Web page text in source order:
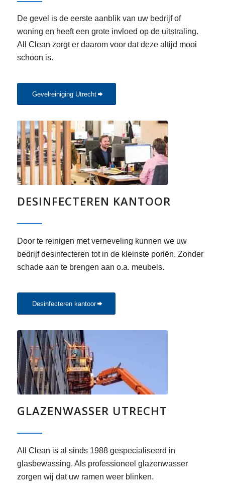
De gevel is de eerste aanblik van uw bedrijf of
woning en heeft een grote invloed op de uitstraling.
All Clean zorgt er daarom voor dat deze altijd mooi
schoon is.
Gevelreiniging Utrecht
DESINFECTEREN KANTOOR
Door te reinigen met verneveling kunnen we uw
bedrijf desinfecteren tot in de kleinste poriën. Zonder
schade aan te brengen aan o.a. meubels.
Desinfecteren kantoor
GLAZENWASSER UTRECHT
All Clean is al sinds 1988 gespecialiseerd in
glasbewassing. Als professioneel glazenwasser
zorgen wij dat uw ramen weer blinken.